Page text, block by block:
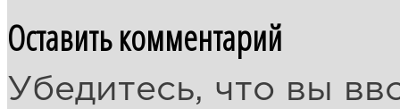
Оставить комментарий
Убедитесь, что вы